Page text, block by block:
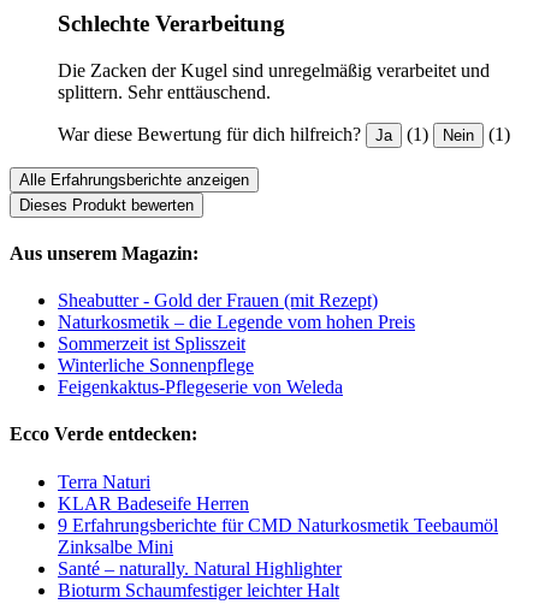
Schlechte Verarbeitung
Die Zacken der Kugel sind unregelmäßig verarbeitet und
splittern. Sehr enttäuschend.
War diese Bewertung für dich hilfreich? Ja (1) Nein (1)
Alle Erfahrungsberichte anzeigen
Dieses Produkt bewerten
Aus unserem Magazin:
Sheabutter - Gold der Frauen (mit Rezept)
Naturkosmetik – die Legende vom hohen Preis
Sommerzeit ist Splisszeit
Winterliche Sonnenpflege
Feigenkaktus-Pflegeserie von Weleda
Ecco Verde entdecken:
Terra Naturi
KLAR Badeseife Herren
9 Erfahrungsberichte für CMD Naturkosmetik Teebaumöl
Zinksalbe Mini
Santé – naturally. Natural Highlighter
Bioturm Schaumfestiger leichter Halt